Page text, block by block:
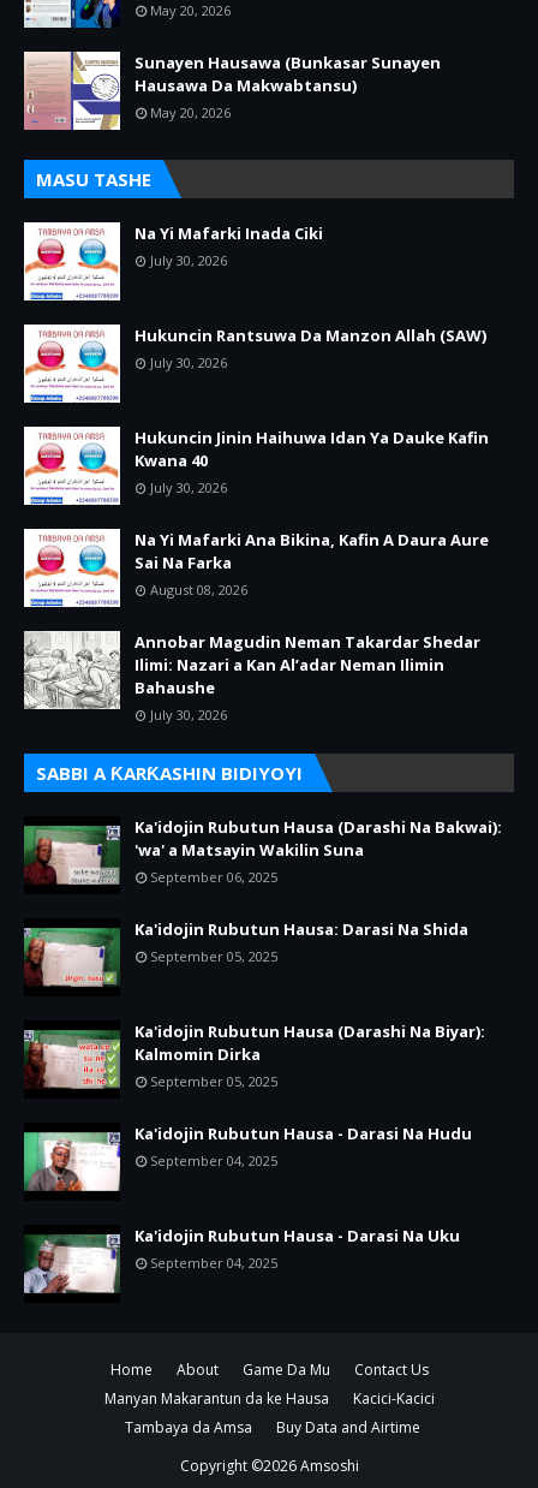
May 20, 2026
Sunayen Hausawa (Bunkasar Sunayen
Hausawa Da Makwabtansu)
May 20, 2026
MASU TASHE
Na Yi Mafarki Inada Ciki
July 30, 2026
Hukuncin Rantsuwa Da Manzon Allah (SAW)
July 30, 2026
Hukuncin Jinin Haihuwa Idan Ya Dauke Kafin
Kwana 40
July 30, 2026
Na Yi Mafarki Ana Bikina, Kafin A Daura Aure
Sai Na Farka
August 08, 2026
Annobar Magudin Neman Takardar Shedar
Ilimi: Nazari a Kan Al’adar Neman Ilimin
Bahaushe
July 30, 2026
SABBI A ƘARƘASHIN BIDIYOYI
Ka'idojin Rubutun Hausa (Darashi Na Bakwai):
'wa' a Matsayin Wakilin Suna
September 06, 2025
Ka'idojin Rubutun Hausa: Darasi Na Shida
September 05, 2025
Ka'idojin Rubutun Hausa (Darashi Na Biyar):
Kalmomin Dirka
September 05, 2025
Ka'idojin Rubutun Hausa - Darasi Na Hudu
September 04, 2025
Ka'idojin Rubutun Hausa - Darasi Na Uku
September 04, 2025
Home About Game Da Mu
Contact Us
Manyan Makarantun da ke Hausa
Kacici-Kacici
Tambaya da Amsa
Buy Data and Airtime
Copyright ©2026Amsoshi